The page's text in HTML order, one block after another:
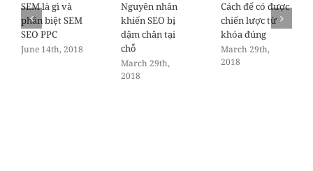
SEM là gì và
phân biệt SEM
SEO PPC
June 14th, 2018
Nguyên nhân
khiến SEO bị
dậm chân tại
chỗ
March 29th,
2018
Cách để có được
chiến lược từ
khóa đúng
March 29th,
2018